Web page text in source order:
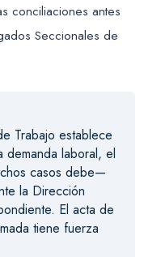
conciliaciones antes
Seccionales de
Trabajo establece
demanda laboral, el
casos debe—
la Dirección
El acta de
tiene fuerza